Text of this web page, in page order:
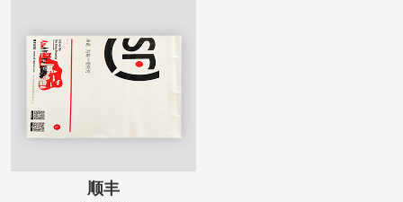
顺丰